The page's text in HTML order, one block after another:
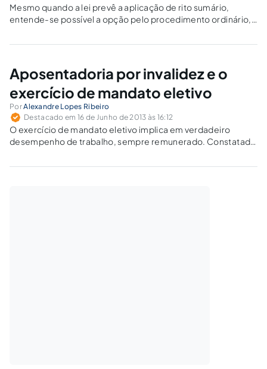
Mesmo quando a lei prevê a aplicação de rito sumário,
entende-se possível a opção pelo procedimento ordinário,
Aposentadoria por invalidez e o
exercício de mandato eletivo
PorAlexandre Lopes Ribeiro
Destacado em 16 de Junho de 2013 às 16:12
O exercício de mandato eletivo implica em verdadeiro
desempenho de trabalho, sempre remunerado. Constatado
remunerada, haverá a cessação da aposentadoria por